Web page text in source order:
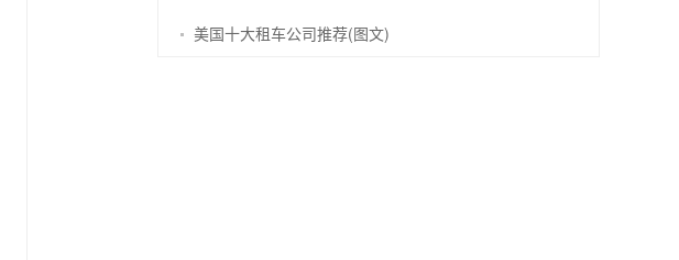
美国十大租车公司推荐(图文)